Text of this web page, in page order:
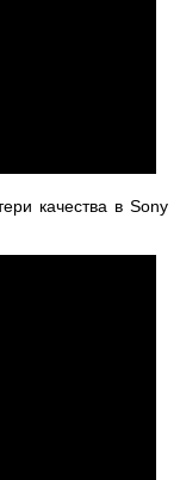
качества в Sony